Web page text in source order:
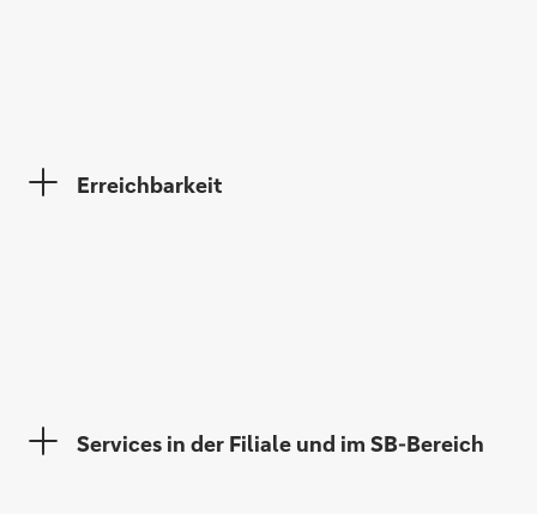
Erreichbarkeit
Services in der Filiale und im SB-Bereich